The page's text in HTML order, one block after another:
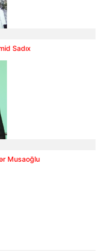
Sadıx
Musaoğlu